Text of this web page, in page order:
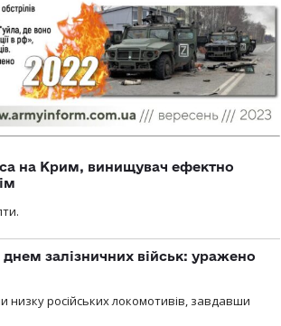
на Крим, винищувач ефектно
днем залізничних військ: уражено
низку російських локомотивів, завдавши